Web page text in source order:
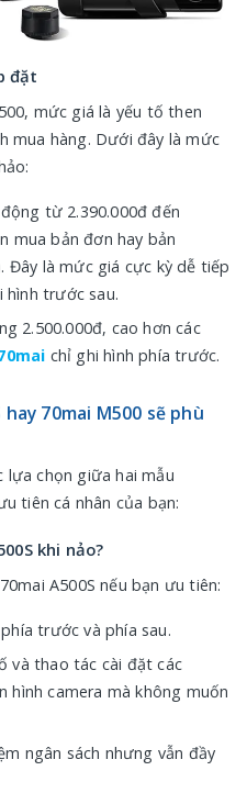
đặt
mức giá là yếu tố then
mua hàng. Dưới đây là mức
từ 2.390.000đ đến
mua bản đơn hay bản
Đây là mức giá cực kỳ dễ tiếp
hình trước sau.
2.500.000đ, cao hơn các
chỉ ghi hình phía trước.
70mai M500 sẽ phù
lựa chọn giữa hai mẫu
tiên cá nhân của bạn:
khi nảo?
A500S nếu bạn ưu tiên:
trước và phía sau.
và thao tác cài đặt các
camera mà không muốn
ngân sách nhưng vẫn đầy